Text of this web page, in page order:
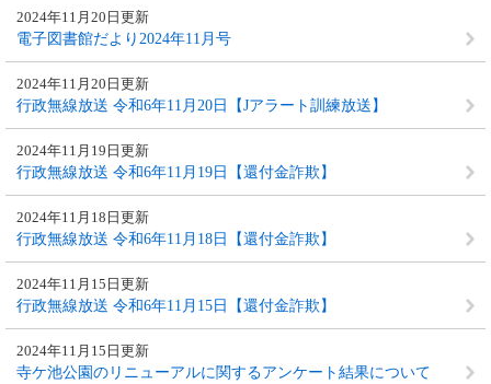
電子図書館だより2024年11月号
2024年11月20日更新
行政無線放送 令和6年11月20日【Jアラート訓練放送】
2024年11月20日更新
行政無線放送 令和6年11月19日【還付金詐欺】
2024年11月19日更新
行政無線放送 令和6年11月18日【還付金詐欺】
2024年11月18日更新
行政無線放送 令和6年11月15日【還付金詐欺】
2024年11月15日更新
寺ケ池公園のリニューアルに関するアンケート結果について
2024年11月15日更新